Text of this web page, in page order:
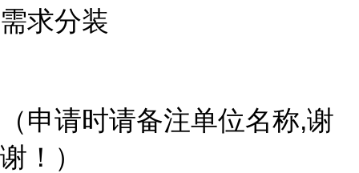
需求分装
（申请时请备注单位名称,谢
谢！）